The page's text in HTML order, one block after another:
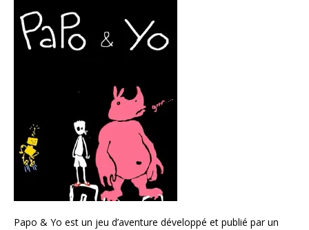
Papo & Yo est un jeu d’aventure développé et publié par un